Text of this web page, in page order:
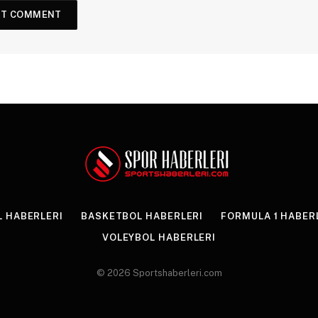
HABERLERI BASKETBOL HABERLERI
FORMULA 1
VOLEYBOL HABERLERI
© 2026 Sportshaberleri.com